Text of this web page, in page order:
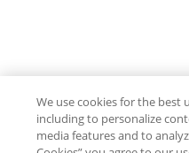
We use cookies for the best
including to personalize
media features and to